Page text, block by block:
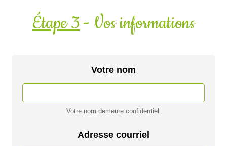
Étape 3- Vos informations
Votre nom
Votre nom demeure confidentiel.
Adresse courriel